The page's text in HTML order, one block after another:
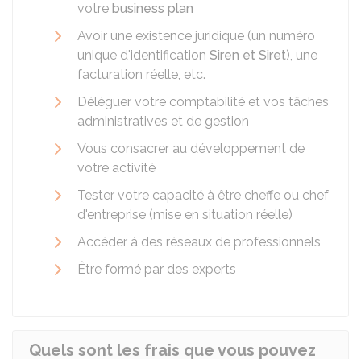
votre business plan
Avoir une existence juridique (un numéro
unique d'identification Siren et Siret), une
facturation réelle, etc.
Déléguer votre comptabilité et vos tâches
administratives et de gestion
Vous consacrer au développement de
votre activité
Tester votre capacité à être cheffe ou chef
d'entreprise (mise en situation réelle)
Accéder à des réseaux de professionnels
Être formé par des experts
Quels sont les frais que vous pouvez